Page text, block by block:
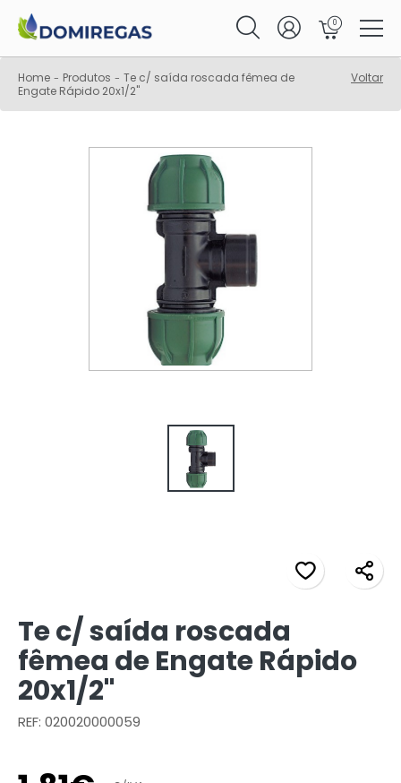
0
Home - Produtos - Te c/ saída roscada fêmea de
Engate Rápido 20x1/2"
Voltar
Te c/ saída roscada
fêmea de Engate Rápido
20x1/2"
REF: 020020000059